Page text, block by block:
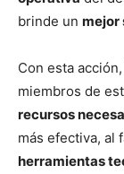
brinde un mejor
Con esta acción,
miembros de
recursos
más efectiva, al
herramientas